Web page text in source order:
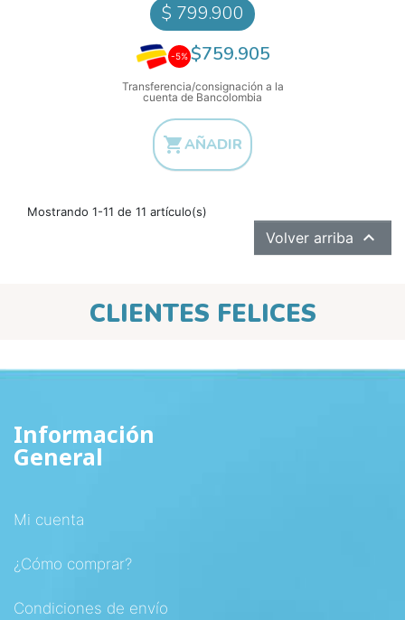
$ 799.900
-5% $759.905
Transferencia/consignación a la
cuenta de Bancolombia
AÑADIR
Mostrando 1-11 de 11 artículo(s)
Volver arriba 
CLIENTES FELICES
Información
General
Mi cuenta
¿Cómo comprar?
Condiciones de envío